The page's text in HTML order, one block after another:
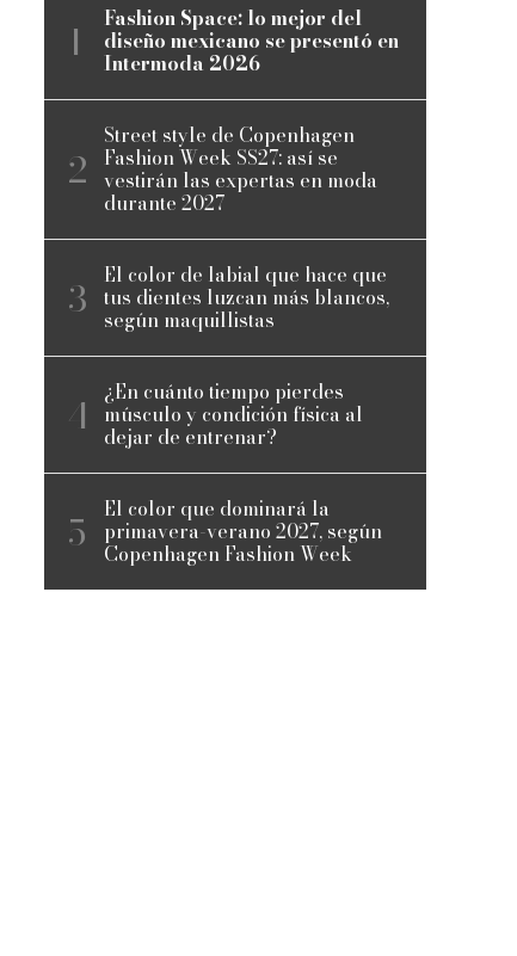
Fashion Space: lo mejor del
diseño mexicano se presentó en
Intermoda 2026
Street style de Copenhagen
Fashion Week SS27: así se
vestirán las expertas en moda
durante 2027
El color de labial que hace que
tus dientes luzcan más blancos,
según maquillistas
¿En cuánto tiempo pierdes
músculo y condición física al
dejar de entrenar?
El color que dominará la
primavera-verano 2027, según
Copenhagen Fashion Week